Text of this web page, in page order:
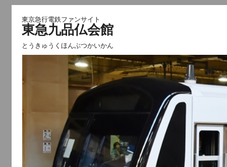
東京急行電鉄ファンサイト
東急九品仏会館
とうきゅうくほんぶつかいかん